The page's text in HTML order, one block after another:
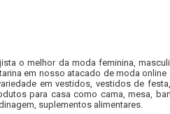
o melhor da moda feminina,
em nosso atacado de moda
em vestidos, vestidos de
para casa como cama, mesa,
suplementos alimentares.